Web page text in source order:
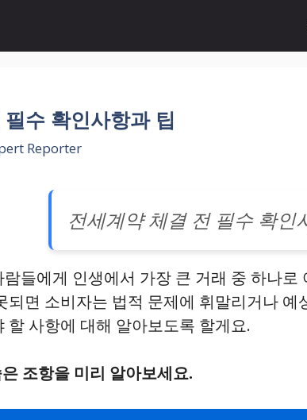
수 확인사항과 팁
Reporter
전세계약 체결 전 필수 확인
들에게 인생에서 가장 큰 거래 중 하나로
되면 소비자는 법적 문제에 휘말리거나
할 사항에 대해 알아보도록 할게요.
조항을 미리 알아보세요.